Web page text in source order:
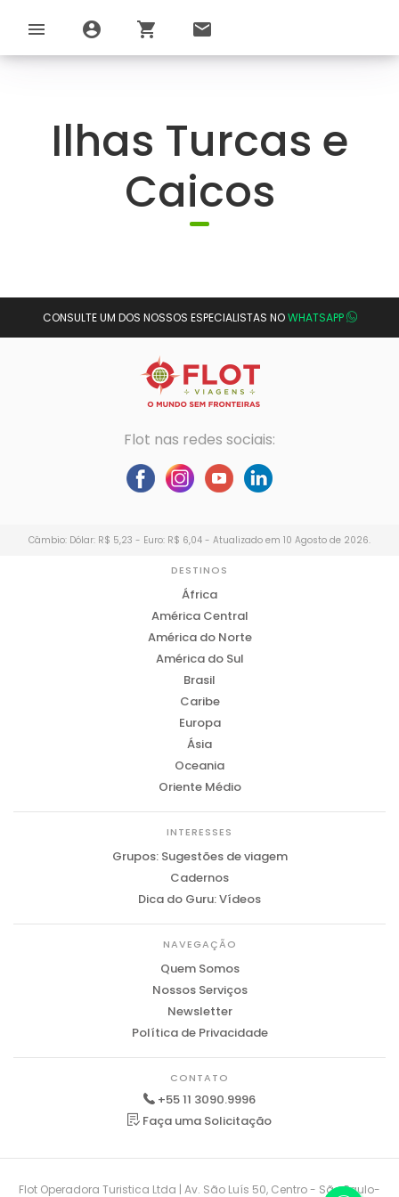
menu account_circle shopping_cart email
Ilhas Turcas e
Caicos
CONSULTE UM DOS NOSSOS ESPECIALISTAS NOWHATSAPP
Flot nas redes sociais:
Câmbio: Dólar: R$ 5,23 - Euro: R$ 6,04 - Atualizado em 10 Agosto de 2026.
DESTINOS
África
América Central
América do Norte
América do Sul
Brasil
Caribe
Europa
Ásia
Oceania
Oriente Médio
INTERESSES
Grupos: Sugestões de viagem
Cadernos
Dica do Guru: Vídeos
NAVEGAÇÃO
Quem Somos
Nossos Serviços
Newsletter
Política de Privacidade
CONTATO
+55 11 3090.9996
Faça uma Solicitação
Flot Operadora Turistica Ltda | Av. São Luís 50, Centro - São Paulo-